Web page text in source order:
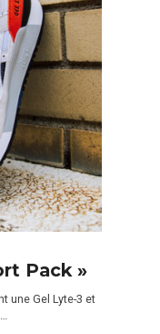
Pack »
une Gel Lyte-3 et